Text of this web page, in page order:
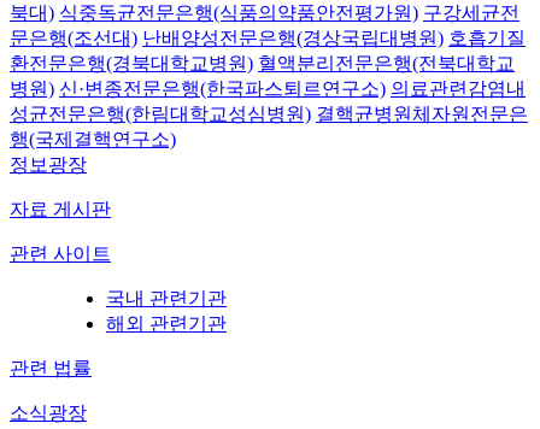
북대) 식중독균전문은행(식품의약품안전평가원) 구강세균전
문은행(조선대) 난배양성전문은행(경상국립대병원) 호흡기질
환전문은행(경북대학교병원) 혈액분리전문은행(전북대학교
병원) 신·변종전문은행(한국파스퇴르연구소) 의료관련감염내
성균전문은행(한림대학교성심병원) 결핵균병원체자원전문은
행(국제결핵연구소)
정보광장
자료 게시판
관련 사이트
국내 관련기관
해외 관련기관
관련 법률
소식광장